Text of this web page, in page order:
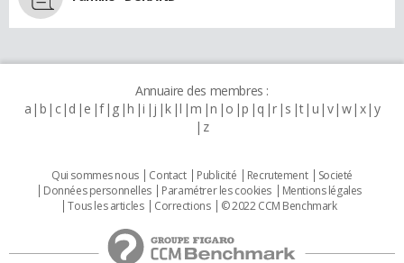
Annuaire des membres :
a b c d e f g h i j k l m n o p q r s t u v w x y
z
Qui sommes nous Contact Publicité Recrutement
Societé
Données personnelles
Paramétrer les cookies
Mentions légales
Tous les articles
Corrections © 2022 CCM Benchmark